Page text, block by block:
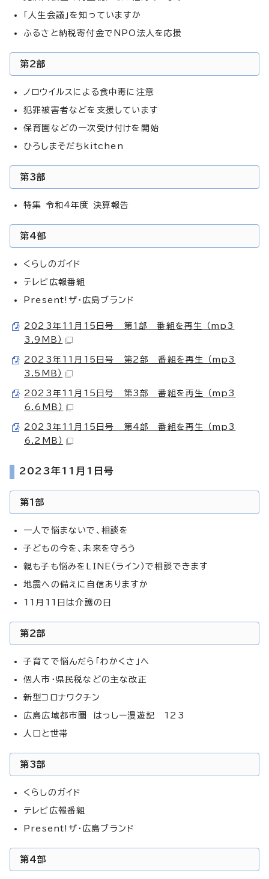
「人生会議」を知っていますか
ふるさと納税寄付金でNPO法人を応援
第2部
ノロウイルスによる食中毒に注意
犯罪被害者などを支援しています
保育園などの一次受け付けを開始
ひろしまそだちkitchen
第3部
特集 令和4年度 決算報告
第4部
くらしのガイド
テレビ広報番組
Present!ザ・広島ブランド
2023年11月15日号 第1部 番組を再生 （mp3
3.9MB）
2023年11月15日号 第2部 番組を再生 （mp3
3.5MB）
2023年11月15日号 第3部 番組を再生 （mp3
6.6MB）
2023年11月15日号 第4部 番組を再生 （mp3
6.2MB）
2023年11月1日号
第1部
一人で悩まないで、相談を
子どもの今を、未来を守ろう
親も子も悩みをLINE（ライン）で相談できます
地震への備えに自信ありますか
11月11日は介護の日
第2部
子育てで悩んだら「わかくさ」へ
個人市・県民税などの主な改正
新型コロナワクチン
広島広域都市圏 はっしー漫遊記 123
人口と世帯
第3部
くらしのガイド
テレビ広報番組
Present!ザ・広島ブランド
第4部